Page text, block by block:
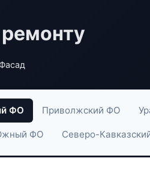
ФО Приволжский ФО
ФО Северо-